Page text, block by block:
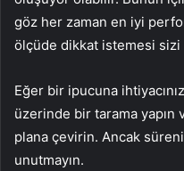
göz her zaman en iyi
ölçüde dikkat istemesi
Eğer bir ipucuna
üzerinde bir tarama yapın
plana çevirin. Ancak sürenin
unutmayın.